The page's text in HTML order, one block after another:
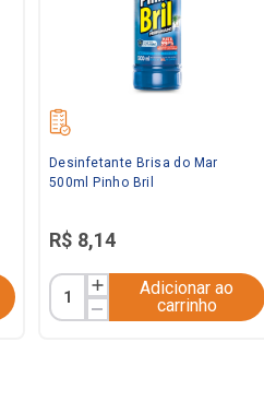
Desinfetante Brisa do Mar
500ml Pinho Bril
R$ 8,14
Adicionar ao
carrinho